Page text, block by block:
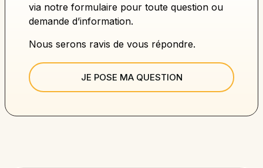
via notre formulaire pour toute question ou
demande d’information.
Nous serons ravis de vous répondre.
JE POSE MA QUESTION